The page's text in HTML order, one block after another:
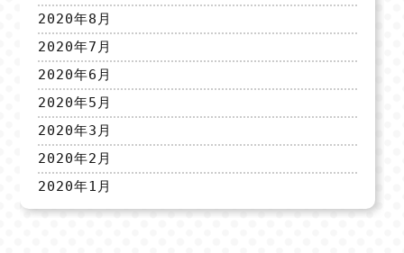
2020年8月
2020年7月
2020年6月
2020年5月
2020年3月
2020年2月
2020年1月